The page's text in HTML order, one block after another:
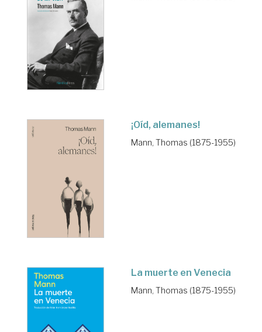
¡Oíd, alemanes!
Mann, Thomas (1875-1955)
La muerte en Venecia
Mann, Thomas (1875-1955)